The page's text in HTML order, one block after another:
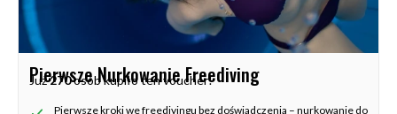
Pierwsze Nurkowanie Freediving
Już270osób kupiło ten voucher!
Pierwsze kroki we freedivingu bez doświadczenia – nurkowanie do